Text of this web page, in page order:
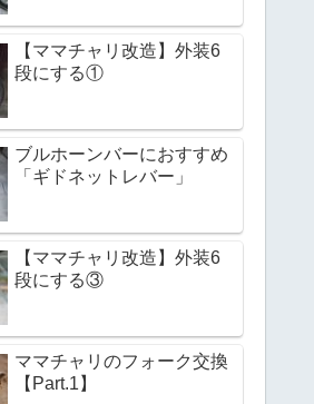
【ママチャリ改造】外装6
段にする①
ブルホーンバーにおすすめ
「ギドネットレバー」
【ママチャリ改造】外装6
段にする③
ママチャリのフォーク交換
【Part.1】